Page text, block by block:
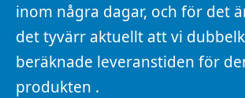
inom några dagar, och för det
det tyvärr aktuellt att vi
beräknade leveranstiden för
produkten .